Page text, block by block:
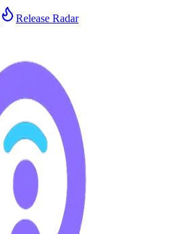
Release Radar